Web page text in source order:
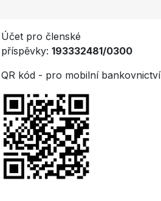
Účet pro členské
příspěvky: 193332481/0300
QR kód - pro mobilní bankovnictví